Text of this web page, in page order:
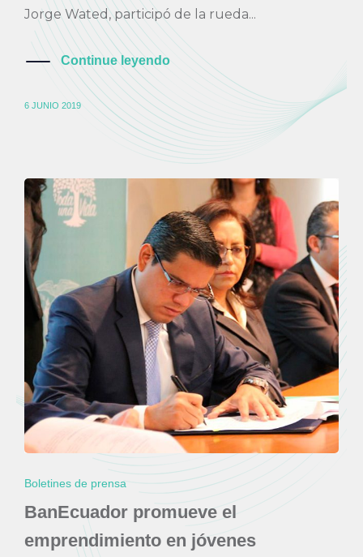
Jorge Wated, participó de la rueda...
Continue leyendo
6 JUNIO 2019
Boletines de prensa
BanEcuador promueve el
emprendimiento en jóvenes